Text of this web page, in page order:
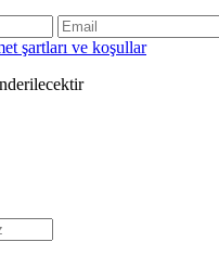
şartları ve koşullar